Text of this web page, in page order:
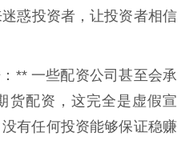
迷惑投资者，让投资者相信
** 一些配资公司甚至会承
货配资，这完全是虚假宣
有任何投资能够保证稳赚